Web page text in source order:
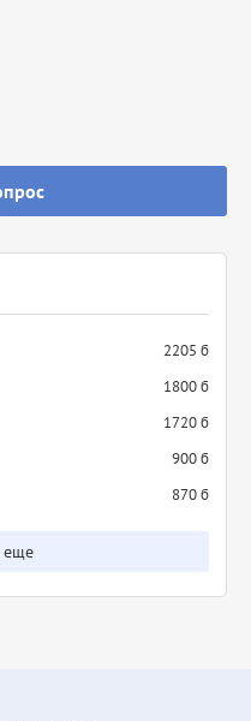
2205 б
1800 б
1720 б
900 б
870 б
еще